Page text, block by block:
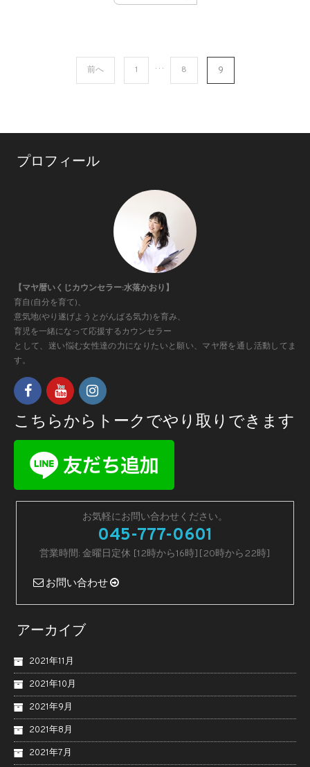
し
ナ
ビ
ョ
ン
前へ 1 … 8 9
プロフィール
【マヤ暦いくじカウンセラー:水落かおり】
育自(自分を育て)、
意気地(やり遂げようとがんばる気力)を育み、
育児を一緒になって応援するカウンセラー
として、迷い悩む女性達の力になりたいと願い、マヤ暦を通し活動してま
す。
こちらからトークでやり取りできます
お気軽にお問い合わせください。
045-777-0601
営業時間: 金曜日定休 [12時から16時][20時から22時]
お問い合わせ
アーカイブ
2021年11月
2021年10月
2021年9月
2021年8月
2021年7月